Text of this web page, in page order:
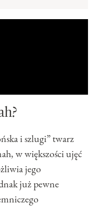
i szlugi” twarz
w większości ujęć
jego
już pewne